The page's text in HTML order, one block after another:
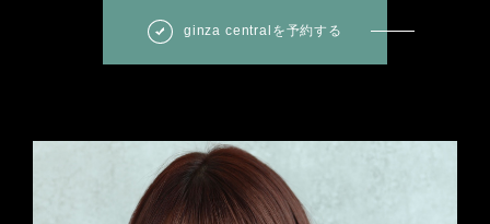
ginza centralを予約する